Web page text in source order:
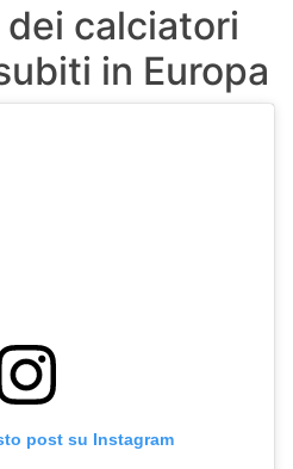
calciatori
in Europa
post su Instagram